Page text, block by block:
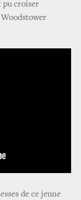
pu croiser
de ce jeune